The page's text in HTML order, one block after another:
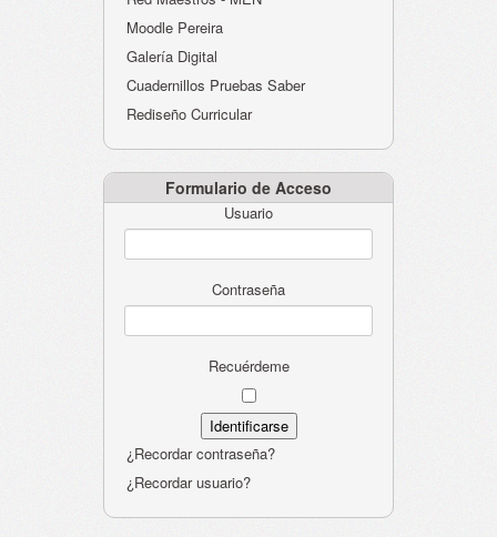
Moodle Pereira
Galería Digital
Cuadernillos Pruebas Saber
Rediseño Curricular
Formulario de Acceso
Usuario
Contraseña
Recuérdeme
¿Recordar contraseña?
¿Recordar usuario?